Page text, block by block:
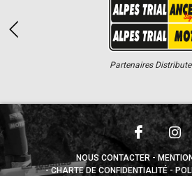
Partenaires
NOUS CONTACTER
CHARTE DE CONFIDENTIALITÉ